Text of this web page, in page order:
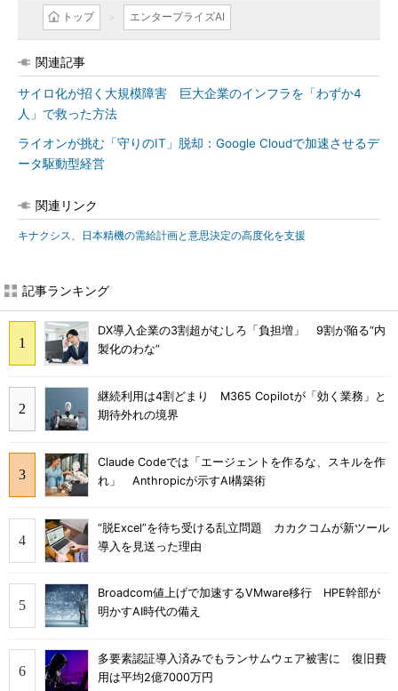
トップ エンタープライズAI
関連記事
サイロ化が招く大規模障害 巨大企業のインフラを「わずか4
人」で救った方法
ライオンが挑む「守りのIT」脱却：Google Cloudで加速させるデ
ータ駆動型経営
関連リンク
キナクシス、日本精機の需給計画と意思決定の高度化を支援
記事ランキング
DX導入企業の3割超がむしろ「負担増」 9割が陥る“内
製化のわな”
継続利用は4割どまり M365 Copilotが「効く業務」と
期待外れの境界
Claude Codeでは「エージェントを作るな、スキルを作
れ」 Anthropicが示すAI構築術
“脱Excel”を待ち受ける乱立問題 カカクコムが新ツール
導入を見送った理由
Broadcom値上げで加速するVMware移行 HPE幹部が
明かすAI時代の備え
多要素認証導入済みでもランサムウェア被害に 復旧費
用は平均2億7000万円